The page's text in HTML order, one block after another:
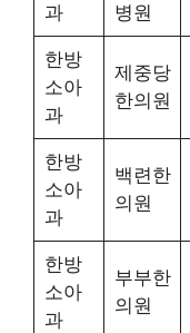
과
병원
한방
소아
과
제중당
한의원
한방
소아
과
백련한
의원
한방
소아
과
부부한
의원